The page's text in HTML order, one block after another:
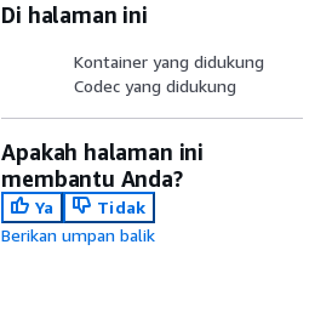
Di halaman ini
Kontainer yang didukung
Codec yang didukung
Apakah halaman ini
membantu Anda?
Ya
Tidak
Berikan umpan balik